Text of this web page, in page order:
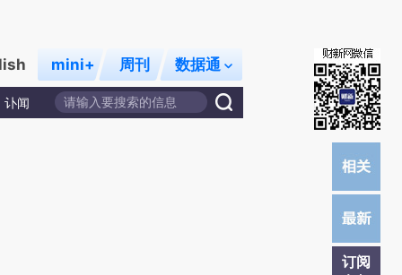
mini+ 周刊 数据通
讣闻
订阅